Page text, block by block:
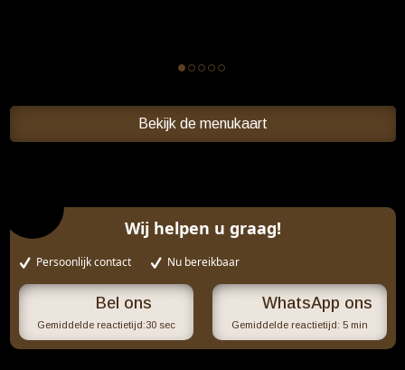
Bekijk de menukaart
Wij helpen u graag!
Persoonlijk contact Nu bereikbaar
Gemiddelde reactietijd:30 sec
WhatsApp ons
Gemiddelde reactietijd: 5 min